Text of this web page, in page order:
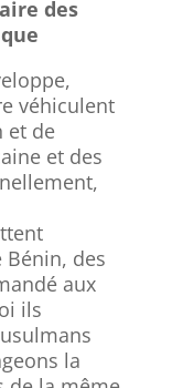
des
véhiculent
et de
et des
Bénin, des
aux
ils
la